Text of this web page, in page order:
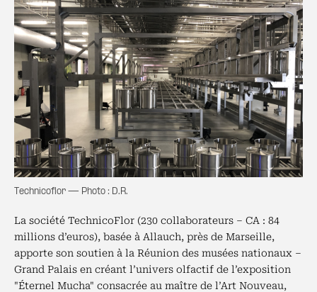
Technicoflor — Photo : D.R.
La société TechnicoFlor (230 collaborateurs – CA : 84
millions d’euros), basée à Allauch, près de Marseille,
apporte son soutien à la Réunion des musées nationaux –
Grand Palais en créant l’univers olfactif de l’exposition
"Éternel Mucha" consacrée au maître de l’Art Nouveau,